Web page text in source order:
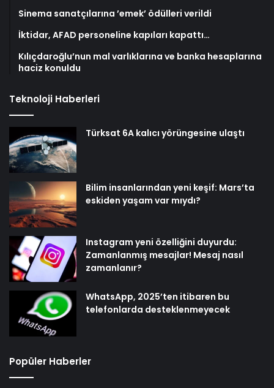
Sinema sanatçılarına ’emek’ ödülleri verildi
İktidar, AFAD personeline kapıları kapattı…
Kılıçdaroğlu’nun mal varlıklarına ve banka hesaplarına
haciz konuldu
Teknoloji Haberleri
Türksat 6A kalıcı yörüngesine ulaştı
Bilim insanlarından yeni keşif: Mars’ta
eskiden yaşam var mıydı?
Instagram yeni özelliğini duyurdu:
Zamanlanmış mesajlar! Mesaj nasıl
zamanlanır?
WhatsApp, 2025’ten itibaren bu
telefonlarda desteklenmeyecek
Popüler Haberler